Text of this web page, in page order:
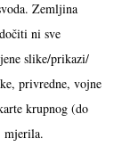
Zemljina
ni sve
slike/prikazi/
privredne, vojne
krupnog (do
mjerila.